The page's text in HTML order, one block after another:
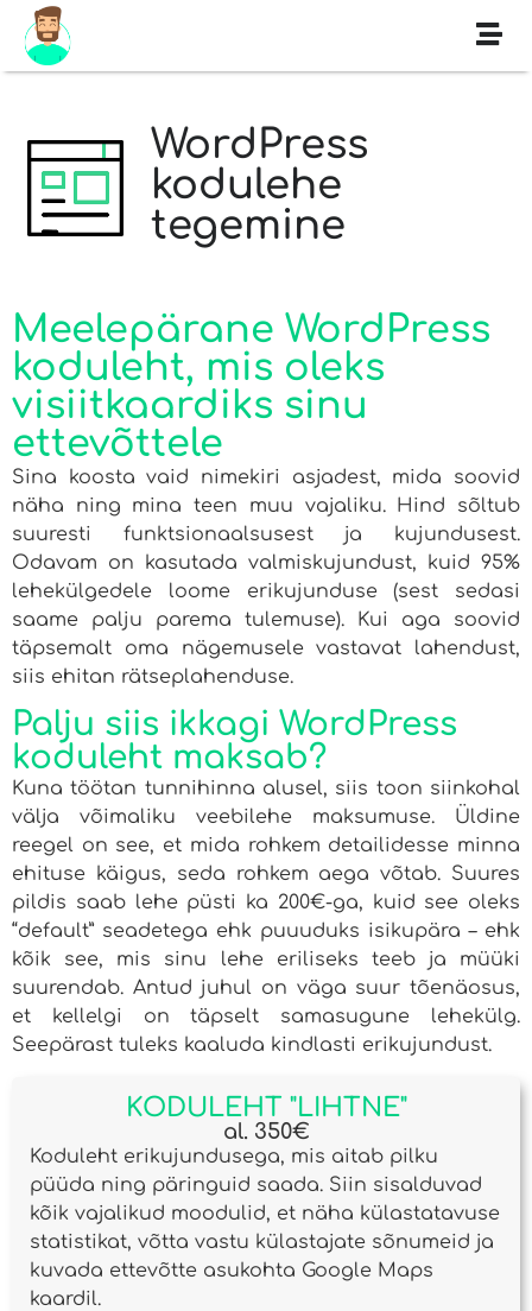
WordPress
kodulehe
tegemine
Meelepärane WordPress
koduleht, mis oleks
visiitkaardiks sinu
ettevõttele
Sina koosta vaid nimekiri asjadest, mida soovid
näha ning mina teen muu vajaliku. Hind sõltub
suuresti funktsionaalsusest ja kujundusest.
Odavam on kasutada valmiskujundust, kuid 95%
lehekülgedele loome erikujunduse (sest sedasi
saame palju parema tulemuse). Kui aga soovid
täpsemalt oma nägemusele vastavat lahendust,
siis ehitan rätseplahenduse.
Palju siis ikkagi WordPress
koduleht maksab?
Kuna töötan tunnihinna alusel, siis toon siinkohal
välja võimaliku veebilehe maksumuse. Üldine
reegel on see, et mida rohkem detailidesse minna
ehituse käigus, seda rohkem aega võtab. Suures
pildis saab lehe püsti ka 200€-ga, kuid see oleks
“default” seadetega ehk puuuduks isikupära – ehk
kõik see, mis sinu lehe eriliseks teeb ja müüki
suurendab. Antud juhul on väga suur tõenäosus,
et kellelgi on täpselt samasugune lehekülg.
Seepärast tuleks kaaluda kindlasti erikujundust.
KODULEHT "LIHTNE"
al. 350€​
Koduleht erikujundusega, mis aitab pilku
püüda ning päringuid saada. Siin sisalduvad
kõik vajalikud moodulid, et näha külastatavuse
statistikat, võtta vastu külastajate sõnumeid ja
kuvada ettevõtte asukohta Google Maps
kaardil.